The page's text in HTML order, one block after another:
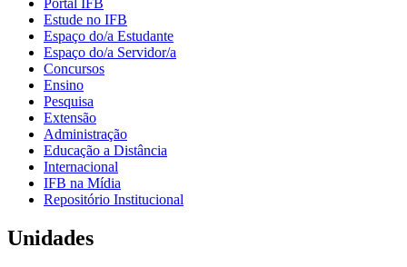
Estude no IFB
Espaço do/a Estudante
Espaço do/a Servidor/a
Concursos
Ensino
Pesquisa
Extensão
Administração
Educação a Distância
Internacional
IFB na Mídia
Repositório Institucional
Unidades